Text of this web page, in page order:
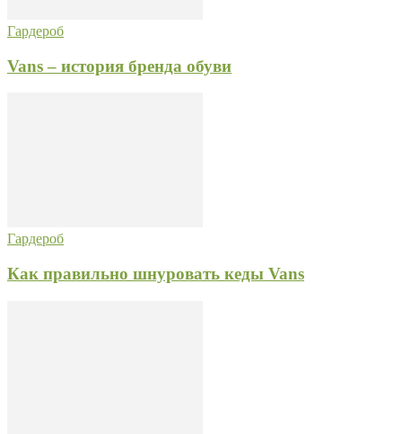
Гардероб
Vans – история бренда обуви
Гардероб
Как правильно шнуровать кеды Vans